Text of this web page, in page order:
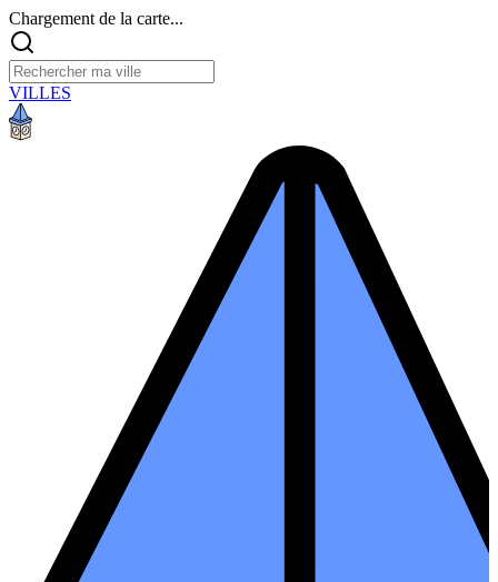
Chargement de la carte...
VILLES